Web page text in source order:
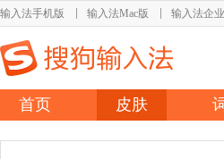
输入法手机版 输入法Mac版 输入法企
首页 皮肤